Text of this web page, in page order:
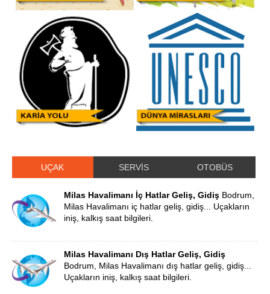
UÇAK SERVİS OTOBÜS
Milas Havalimanı İç Hatlar Geliş, Gidiş Bodrum,
Milas Havalimanı iç hatlar geliş, gidiş... Uçakların
iniş, kalkış saat bilgileri.
Milas Havalimanı Dış Hatlar Geliş, Gidiş
Bodrum, Milas Havalimanı dış hatlar geliş, gidiş...
Uçakların iniş, kalkış saat bilgileri.